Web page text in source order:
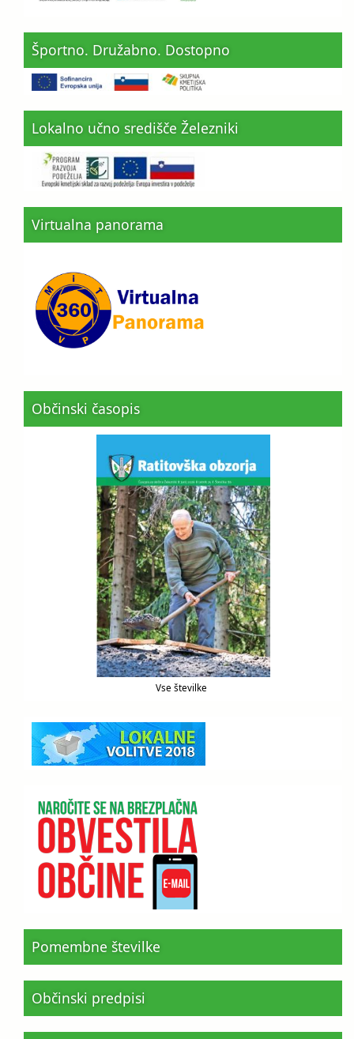
Športno. Družabno. Dostopno
Lokalno učno središče Železniki
Virtualna panorama
Občinski časopis
Vse številke
Pomembne številke
Občinski predpisi